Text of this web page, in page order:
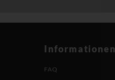
Informationen
FAQ